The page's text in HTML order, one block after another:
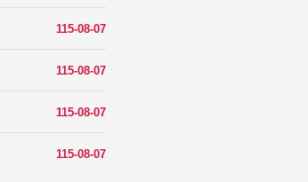
115-08-07
115-08-07
115-08-07
115-08-07